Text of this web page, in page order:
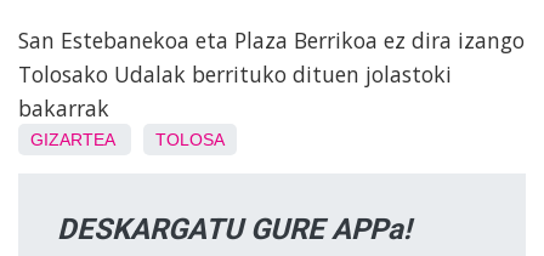
San Estebanekoa eta Plaza Berrikoa ez dira izango
Tolosako Udalak berrituko dituen jolastoki
bakarrak
GIZARTEA TOLOSA
DESKARGATU GURE APPa!